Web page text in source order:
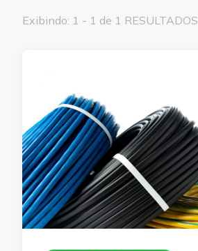
Exibindo: 1 - 1 de 1 RESULTADOS